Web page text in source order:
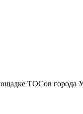
ТОСов города